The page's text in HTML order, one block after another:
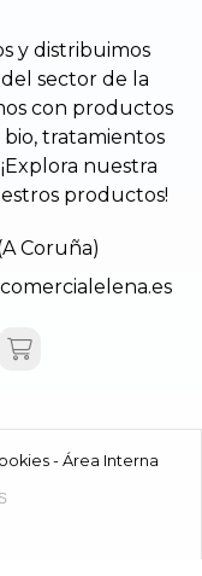
y distribuimos
sector de la
con productos
bio, tratamientos
nuestra
productos!
Coruña)
- Área Interna